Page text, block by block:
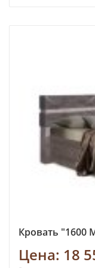
Кровать "1600
Цена: 18